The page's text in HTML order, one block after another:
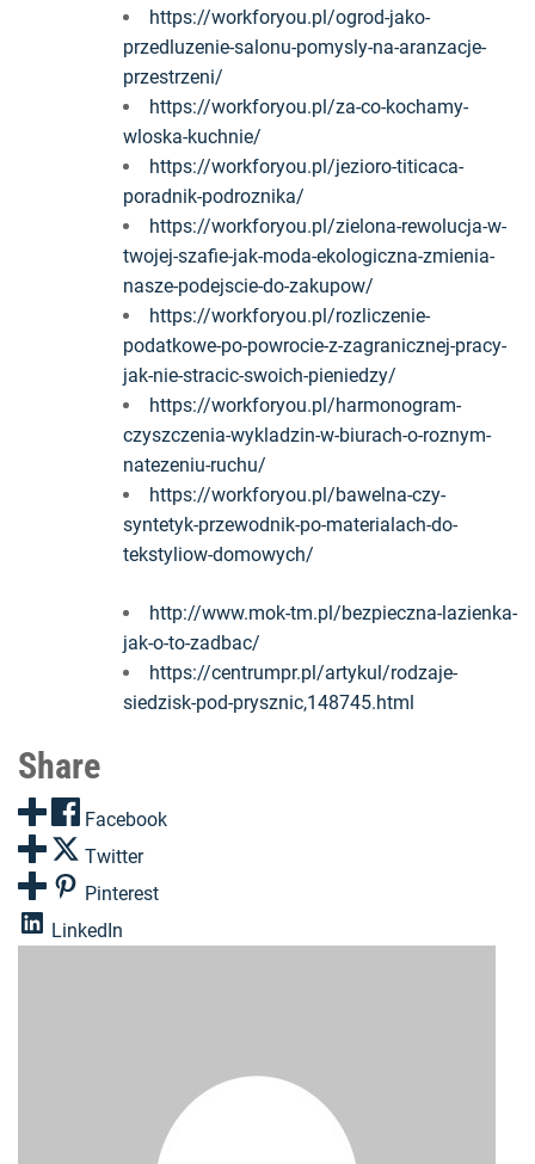
https://workforyou.pl/ogrod-jako-
przedluzenie-salonu-pomysly-na-aranzacje-
przestrzeni/
https://workforyou.pl/za-co-kochamy-
wloska-kuchnie/
https://workforyou.pl/jezioro-titicaca-
poradnik-podroznika/
https://workforyou.pl/zielona-rewolucja-w-
twojej-szafie-jak-moda-ekologiczna-zmienia-
nasze-podejscie-do-zakupow/
https://workforyou.pl/rozliczenie-
podatkowe-po-powrocie-z-zagranicznej-pracy-
jak-nie-stracic-swoich-pieniedzy/
https://workforyou.pl/harmonogram-
czyszczenia-wykladzin-w-biurach-o-roznym-
natezeniu-ruchu/
https://workforyou.pl/bawelna-czy-
syntetyk-przewodnik-po-materialach-do-
tekstyliow-domowych/
http://www.mok-tm.pl/bezpieczna-lazienka-
jak-o-to-zadbac/
https://centrumpr.pl/artykul/rodzaje-
siedzisk-pod-prysznic,148745.html
Share
Facebook
Twitter
Pinterest
LinkedIn